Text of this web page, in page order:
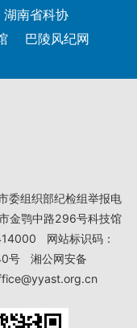
湖南省科协
巴陵风纪网
委组织部纪检组举报电
金鹗中路296号科技馆
网站标识码：
号
湘公网安备